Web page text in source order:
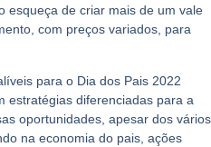
esqueça de criar mais de um vale
com preços variados, para
para o Dia dos Pais 2022
estratégias diferenciadas para a
oportunidades, apesar dos vários
na economia do pais, ações